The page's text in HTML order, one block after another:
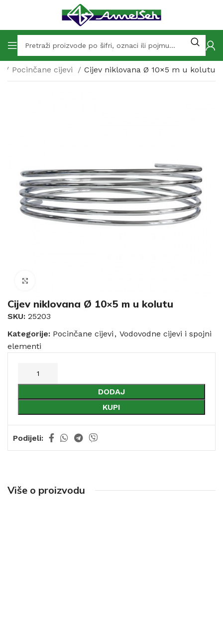
Pocinčane cijevi Cijev niklovana Ø 10×5 m u kolutu
Cijev niklovana Ø 10×5 m u kolutu
SKU: 25203
Kategorije: Pocinčane cijevi , Vodovodne cijevi i spojni
elementi
DODAJ
KUPI
Podijeli:
Više o proizvodu